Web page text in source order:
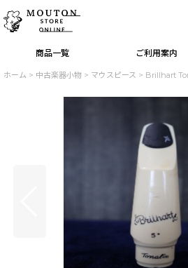
商品一覧 ご利用案内
ホーム > 中古楽器小物 > マウスピース > Brillhart